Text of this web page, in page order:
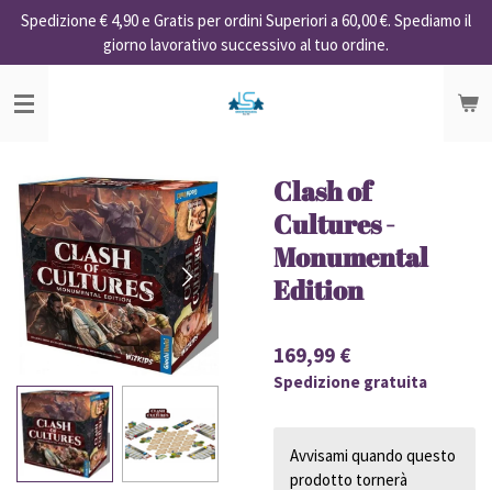
Vai
contenuto
principale
Spedizione € 4,90 e Gratis per ordini Superiori a 60,00 €. Spediamo il
giorno lavorativo successivo al tuo ordine.
Clash of
Cultures -
Monumental
Edition
169,99 €
Spedizione gratuita
Avvisami quando questo
prodotto tornerà